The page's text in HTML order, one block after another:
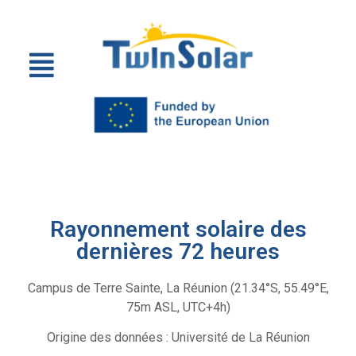
Rayonnement solaire des
dernières 72 heures
Campus de Terre Sainte, La Réunion (21.34°S, 55.49°E,
75m ASL, UTC+4h)
Origine des données : Université de La Réunion